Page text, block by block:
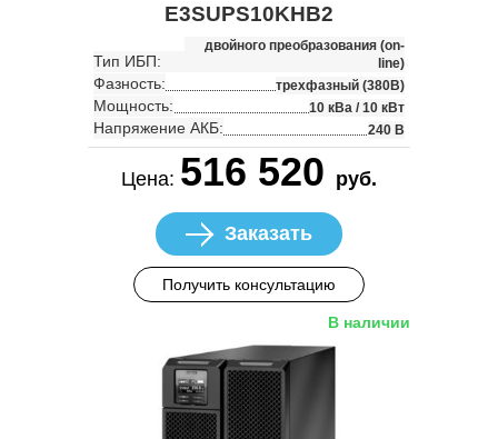
E3SUPS10KHB2
Тип ИБП:
двойного преобразования (on-
line)
Фазность: трехфазный (380В)
Мощность: 10 кВа / 10 кВт
Напряжение АКБ: 240 В
Цена: 516 520 руб.
Заказать
Получить консультацию
В наличии